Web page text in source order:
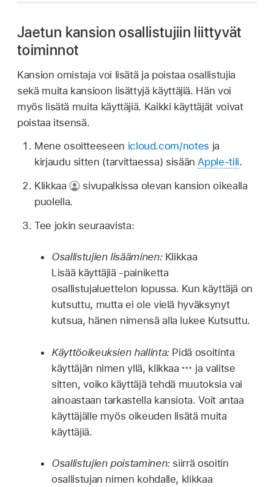
Jaetun kansion osallistujiin liittyvät
toiminnot
Kansion omistaja voi lisätä ja poistaa osallistujia
sekä muita kansioon lisättyjä käyttäjiä. Hän voi
myös lisätä muita käyttäjiä. Kaikki käyttäjät voivat
poistaa itsensä.
Mene osoitteeseen icloud.com/notes ja
kirjaudu sitten (tarvittaessa) sisäänApple-tili.
Klikkaa
sivupalkissa olevan kansion oikealla
puolella.
Tee jokin seuraavista:
Osallistujien lisääminen: Klikkaa
Lisää käyttäjiä ‑painiketta
osallistujaluettelon lopussa. Kun käyttäjä on
kutsuttu, mutta ei ole vielä hyväksynyt
kutsua, hänen nimensä alla lukee Kutsuttu.
Käyttöoikeuksien hallinta: Pidä osoitinta
käyttäjän nimen yllä, klikkaa
ja valitse
sitten, voiko käyttäjä tehdä muutoksia vai
ainoastaan tarkastella kansiota. Voit antaa
käyttäjälle myös oikeuden lisätä muita
käyttäjiä.
Osallistujien poistaminen: siirrä osoitin
osallistujan nimen kohdalle, klikkaa